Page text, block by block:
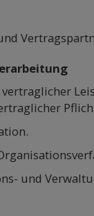
und